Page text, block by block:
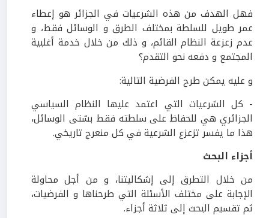
فهل الهدف من هذه الشرعيات في الجزائر هو إعطاء
عمر طويل للسلطة بمختلف الطرق و الوسائل فقط، و
عدم زعزعة النظام القائم، و ذلك من خلال خدمة أغلبية
المجتمع و دفعه نحو التقدم؟
و عليه يمكن طرح الفرضية التالية:
- كل الشرعيات التي اعتمد عليها النظام السياسي
الجزائري هي للحفاظ على سلطته فقط بشتى الوسائل،
هذا ما يفسر تزعزع الشرعية في كل منعرج تاريخي.
أجزاء البحث
من خلال التطرق إلى إشكاليتنا، و من أجل محاولة
الإجابة على مختلف الأسئلة التي طرحناها و الفرضيات،
ثم تقسيم البحث إلى ثلاثة أجزاء.